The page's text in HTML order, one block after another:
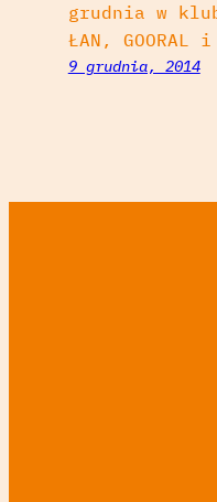
grudnia w
ŁAN, GOORAL i
9 grudnia, 2014